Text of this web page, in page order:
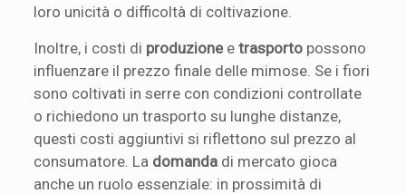
loro unicità o difficoltà di coltivazione.
Inoltre, i costi di produzioneetrasporto possono
influenzare il prezzo finale delle mimose. Se i fiori
sono coltivati in serre con condizioni controllate
o richiedono un trasporto su lunghe distanze,
questi costi aggiuntivi si riflettono sul prezzo al
consumatore. La domanda di mercato gioca
anche un ruolo essenziale: in prossimità di